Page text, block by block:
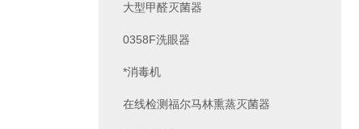
大型甲醛灭菌器
0358F洗眼器
*消毒机
在线检测福尔马林熏蒸灭菌器